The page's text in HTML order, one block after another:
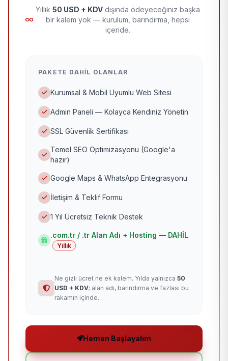
Yıllık 50 USD + KDV dışında ödeyeceğiniz başka
bir kalem yok — kurulum, barındırma, hepsi
içeride.
PAKETE DAHIL OLANLAR
Kurumsal & Mobil Uyumlu Web Sitesi
Admin Paneli — Kolayca Kendiniz Yönetin
SSL Güvenlik Sertifikası
Temel SEO Optimizasyonu (Google'a
hazır)
Google Maps & WhatsApp Entegrasyonu
İletişim & Teklif Formu
1 Yıl Ücretsiz Teknik Destek
.com.tr / .tr Alan Adı + Hosting — DAHİL
Yıllık
Ne gizli ücret ne ek kalem. Yılda yalnızca 50
USD + KDV; alan adı, barındırma ve fazlası bu
rakamın içinde.
Hemen Başlayalım